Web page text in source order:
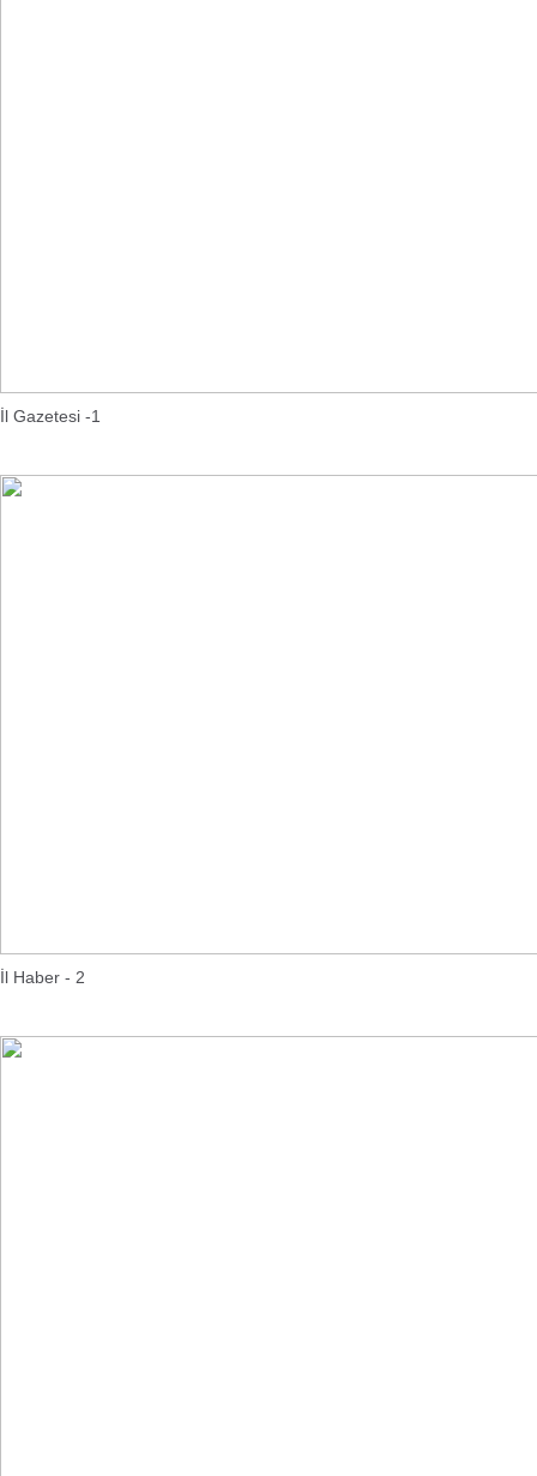
İl Gazetesi -1
İl Haber - 2